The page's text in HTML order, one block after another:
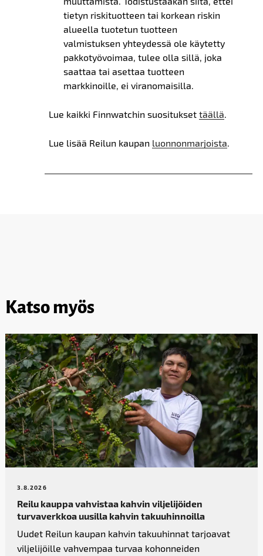
tietyn riskituotteen tai korkean riskin
alueella tuotetun tuotteen
valmistuksen yhteydessä ole käytetty
pakkotyövoimaa, tulee olla sillä, joka
saattaa tai asettaa tuotteen
markkinoille, ei viranomaisilla.
Lue kaikki Finnwatchin suositukset täällä.
Lue lisää Reilun kaupan luonnonmarjoista.
Katso myös
3.8.2026
Reilu kauppa vahvistaa kahvin­ viljelijöiden
turvaverkkoa uusilla kahvin takuuhinnoilla
Uudet Reilun kaupan kahvin takuuhinnat tarjoavat
viljelijöille vahvempaa turvaa kohonneiden